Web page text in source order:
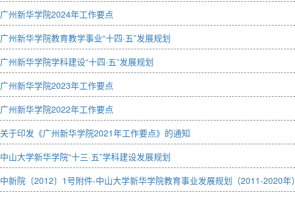
广州新华学院2024年工作要点
广州新华学院教育教学事业“十四·五”发展规划
广州新华学院学科建设“十四·五”发展规划
广州新华学院2023年工作要点
广州新华学院2022年工作要点
关于印发《广州新华学院2021年工作要点》的通知
中山大学新华学院“十三·五”学科建设发展规划
中新院〔2012〕1号附件-中山大学新华学院教育事业发展规划（2011-2020年）